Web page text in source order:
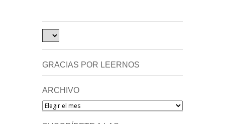
GRACIAS POR LEERNOS
ARCHIVO
Archivo